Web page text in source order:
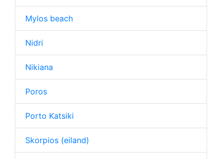
Mylos beach
Nidri
Nikiana
Poros
Porto Katsiki
Skorpios (eiland)